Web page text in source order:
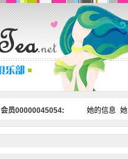
会员00000045054: 她的信息